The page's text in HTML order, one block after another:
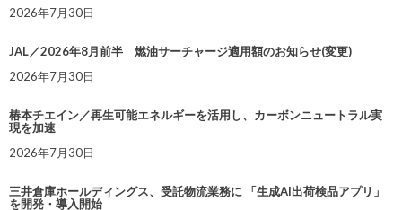
2026年7月30日
JAL／2026年8月前半 燃油サーチャージ適用額のお知らせ(変更)
2026年7月30日
椿本チエイン／再生可能エネルギーを活用し、カーボンニュートラル実
現を加速
2026年7月30日
三井倉庫ホールディングス、受託物流業務に 「生成AI出荷検品アプリ」
を開発・導入開始